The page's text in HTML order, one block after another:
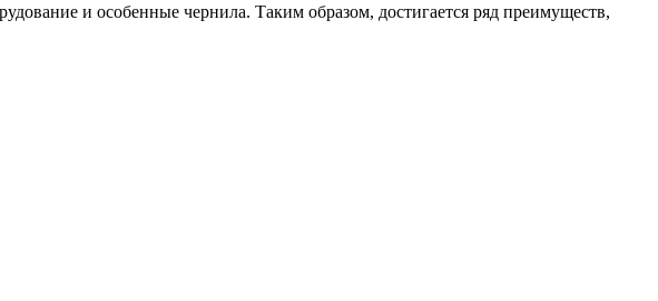
и особенные чернила. Таким образом, достигается ряд преимуществ,